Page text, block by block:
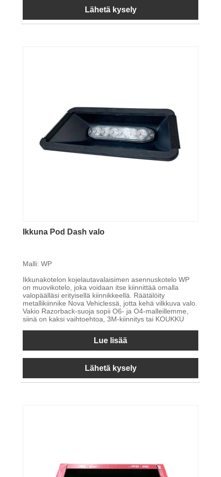
Lähetä kysely
Ikkuna Pod Dash valo
Malli: WP
Ikkunakotelon kojelautavalaisimen asennuskotelo WP
on muovikotelo, joka voidaan itse kiinnittää omalla
valopäälläsi erityisellä kiinnikkeellä. Räätälöity
metallikiinnike Nova Vehiclessä, jotta kehä vilkkuva valo.
Vakio Razorback-suoja sopii O6- ja O4-malleillemme,
siinä on kaksi vaihtoehtoa, 3M-kiinnitys tai KOUKKU
Lue lisää
Lähetä kysely